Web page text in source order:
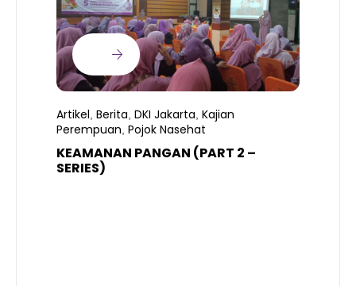
Artikel Berita DKI Jakarta Kajian
Perempuan Pojok Nasehat
KEAMANAN PANGAN (PART 2 –
SERIES)